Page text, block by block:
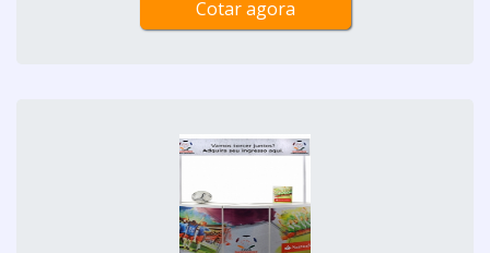
Cotar agora